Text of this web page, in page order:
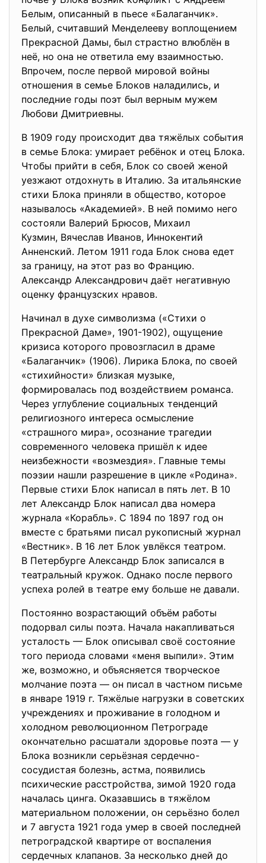
Белым, описанный в пьесе «Балаганчик».
Белый, считавший Менделееву воплощением
Прекрасной Дамы, был страстно влюблён в
неё, но она не ответила ему взаимностью.
Впрочем, после первой мировой войны
отношения в семье Блоков наладились, и
последние годы поэт был верным мужем
Любови Дмитриевны.
В 1909 году происходит два тяжёлых события
в семье Блока: умирает ребёнок и отец Блока.
Чтобы прийти в себя, Блок со своей женой
уезжают отдохнуть в Италию. За итальянские
стихи Блока приняли в общество, которое
называлось «Академией». В ней помимо него
состояли Валерий Брюсов, Михаил
Кузмин, Вячеслав Иванов, Иннокентий
Анненский. Летом 1911 года Блок снова едет
за границу, на этот раз во Францию.
Александр Александрович даёт негативную
оценку французских нравов.
Начинал в духе символизма («Стихи о
Прекрасной Даме», 1901-1902), ощущение
кризиса которого провозгласил в драме
«Балаганчик» (1906). Лирика Блока, по своей
«стихийности» близкая музыке,
формировалась под воздействием романса.
Через углубление социальных тенденций
религиозного интереса осмысление
«страшного мира», осознание трагедии
современного человека пришёл к идее
неизбежности «возмездия». Главные темы
поэзии нашли разрешение в цикле «Родина».
Первые стихи Блок написал в пять лет. В 10
лет Александр Блок написал два номера
журнала «Корабль». С 1894 по 1897 год он
вместе с братьями писал рукописный журнал
«Вестник». В 16 лет Блок увлёкся театром.
В Петербурге Александр Блок записался в
театральный кружок. Однако после первого
успеха ролей в театре ему больше не давали.
Постоянно возрастающий объём работы
подорвал силы поэта. Начала накапливаться
усталость — Блок описывал своё состояние
того периода словами «меня выпили». Этим
же, возможно, и объясняется творческое
молчание поэта — он писал в частном письме
в январе 1919 г. Тяжёлые нагрузки в советских
учреждениях и проживание в голодном и
холодном революционном Петрограде
окончательно расшатали здоровье поэта — у
Блока возникли серьёзная сердечно-
сосудистая болезнь, астма, появились
психические расстройства, зимой 1920 года
началась цинга. Оказавшись в тяжёлом
материальном положении, он серьёзно болел
и 7 августа 1921 года умер в своей последней
петроградской квартире от воспаления
сердечных клапанов. За несколько дней до